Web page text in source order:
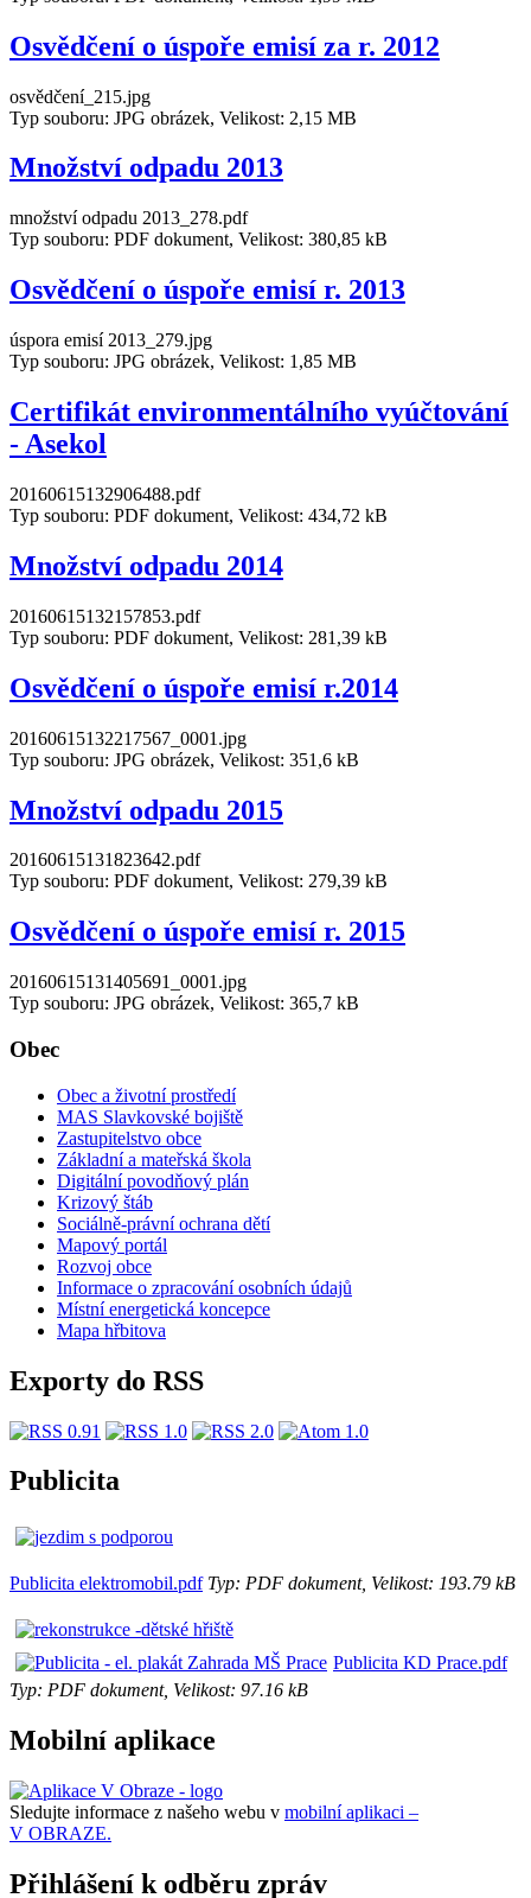
Osvědčení o úspoře emisí za r. 2012
osvědčení_215.jpg
Typ souboru: JPG obrázek, Velikost: 2,15 MB
Množství odpadu 2013
množství odpadu 2013_278.pdf
Typ souboru: PDF dokument, Velikost: 380,85 kB
Osvědčení o úspoře emisí r. 2013
úspora emisí 2013_279.jpg
Typ souboru: JPG obrázek, Velikost: 1,85 MB
Certifikát environmentálního vyúčtování
- Asekol
20160615132906488.pdf
Typ souboru: PDF dokument, Velikost: 434,72 kB
Množství odpadu 2014
20160615132157853.pdf
Typ souboru: PDF dokument, Velikost: 281,39 kB
Osvědčení o úspoře emisí r.2014
20160615132217567_0001.jpg
Typ souboru: JPG obrázek, Velikost: 351,6 kB
Množství odpadu 2015
20160615131823642.pdf
Typ souboru: PDF dokument, Velikost: 279,39 kB
Osvědčení o úspoře emisí r. 2015
20160615131405691_0001.jpg
Typ souboru: JPG obrázek, Velikost: 365,7 kB
Obec
Obec a životní prostředí
MAS Slavkovské bojiště
Zastupitelstvo obce
Základní a mateřská škola
Digitální povodňový plán
Krizový štáb
Sociálně-právní ochrana dětí
Mapový portál
Rozvoj obce
Informace o zpracování osobních údajů
Místní energetická koncepce
Mapa hřbitova
Exporty do RSS
Publicita
Publicita elektromobil.pdfTyp: PDF dokument, Velikost: 193.79 kB
Publicita KD Prace.pdf
Typ: PDF dokument, Velikost: 97.16 kB
Mobilní aplikace
Sledujte informace z našeho webu v mobilní aplikaci –
V OBRAZE.
Přihlášení k odběru zpráv